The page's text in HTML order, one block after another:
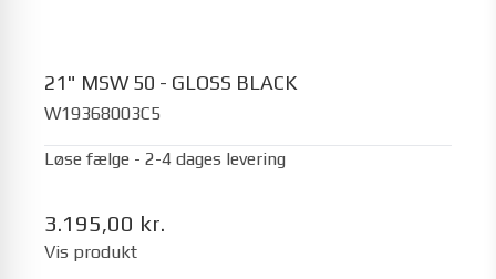
21" MSW 50 - GLOSS BLACK
W19368003C5
Løse fælge - 2-4 dages levering
3.195,00 kr.
Vis produkt